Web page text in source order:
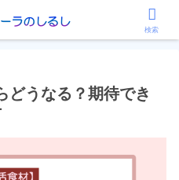
どうなる？期待でき
検索